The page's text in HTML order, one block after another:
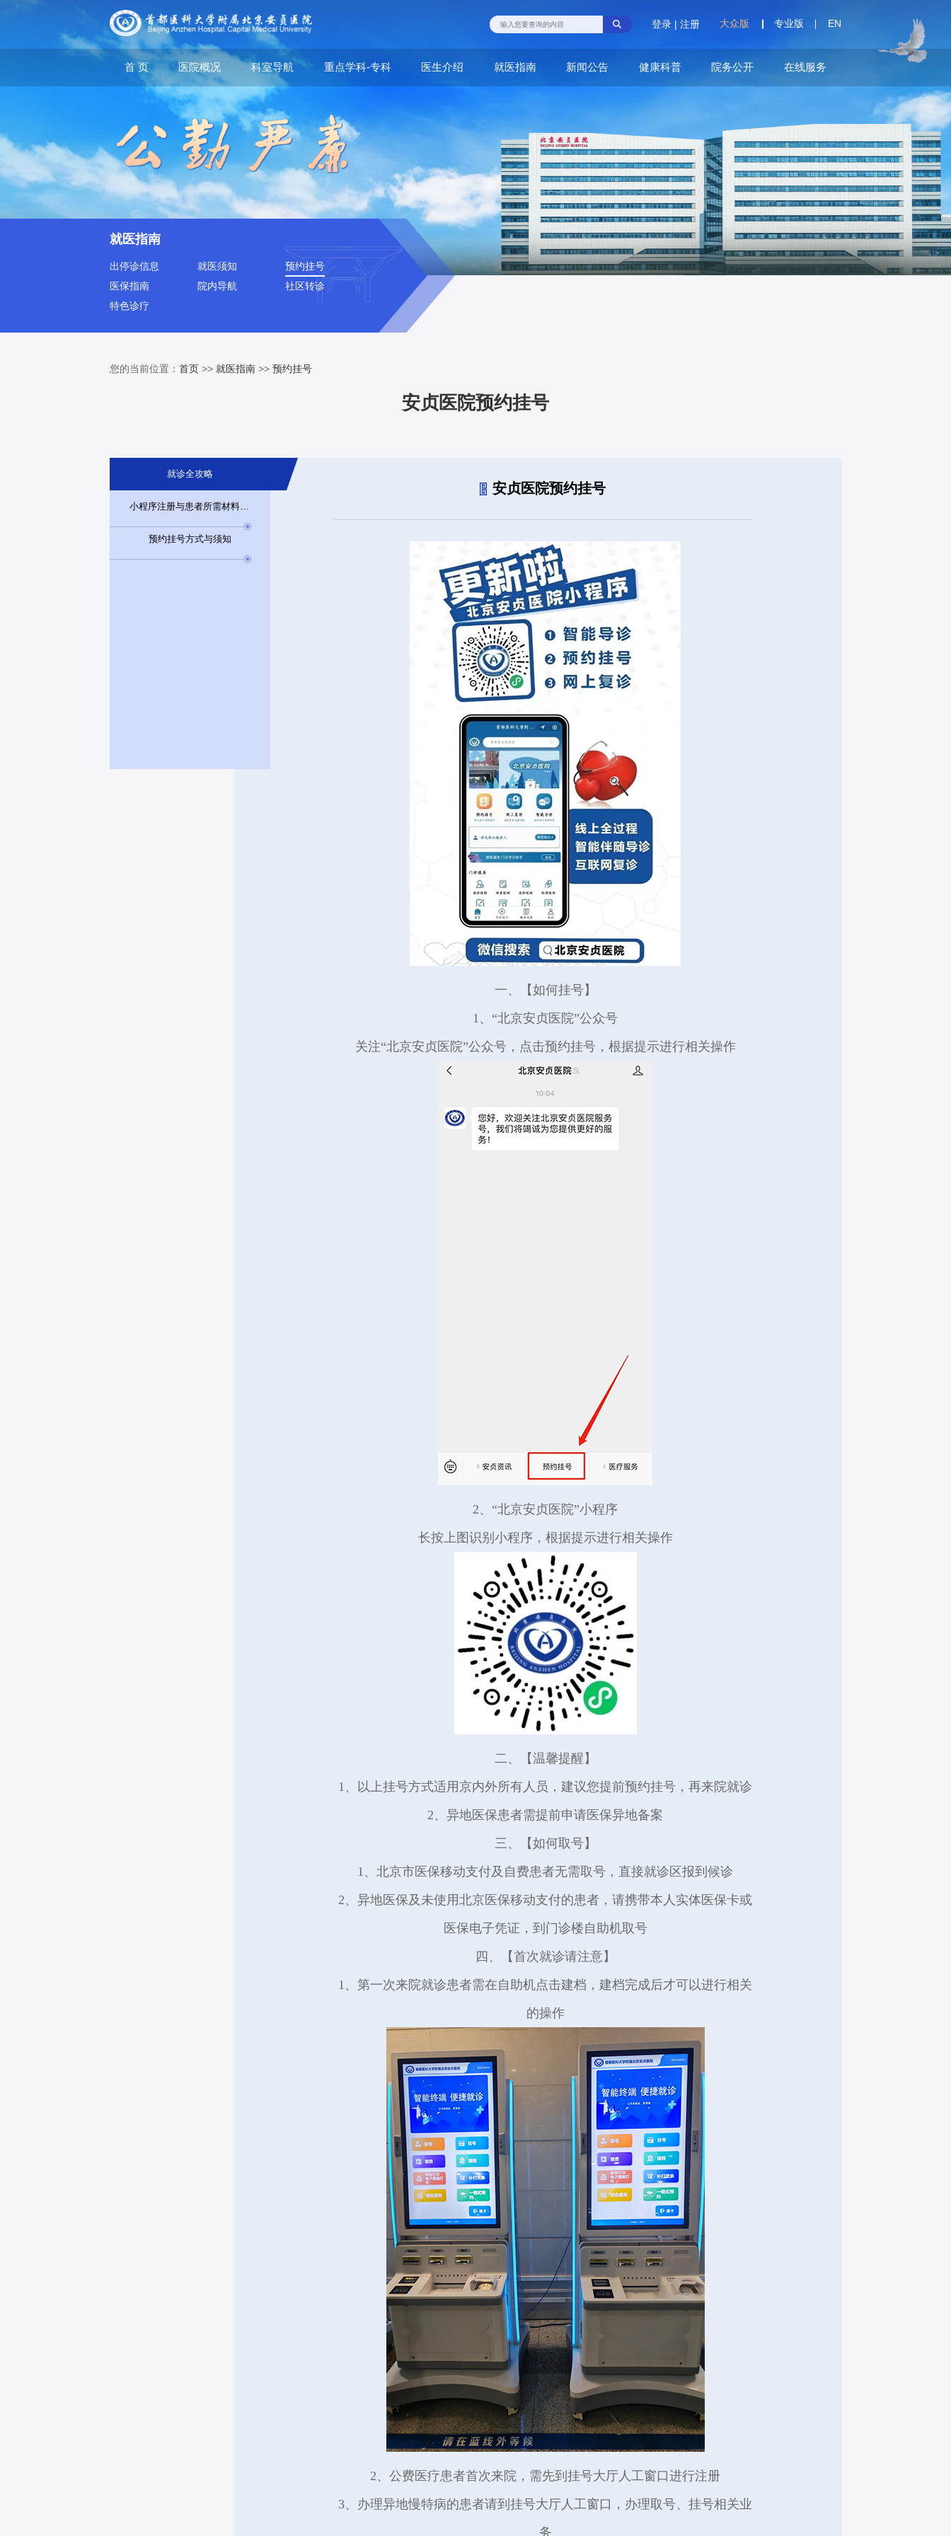
登录| 注册 大众版 专业版 EN
首 页 医院概况 科室导航 重点学科-专科 医生介绍 就医指南 新闻公告 健康科普 院务公开 在线服务
就医指南
出停诊信息 就医须知
预约挂号
医保指南
院内导航
社区转诊
特色诊疗
您的当前位置： 首页>> 就医指南>> 预约挂号
安贞医院预约挂号
就诊全攻略
小程序注册与患者所需材料说明
预约挂号方式与须知
安贞医院预约挂号
一、【如何挂号】
1、“北京安贞医院”公众号
关注“北京安贞医院”公众号，点击预约挂号，根据提示进行相关操作
2、“北京安贞医院”小程序
长按上图识别小程序，根据提示进行相关操作
二、【温馨提醒】
1、以上挂号方式适用京内外所有人员，建议您提前预约挂号，再来院就诊
2、异地医保患者需提前申请医保异地备案
三、【如何取号】
1、北京市医保移动支付及自费患者无需取号，直接就诊区报到候诊
2、异地医保及未使用北京医保移动支付的患者，请携带本人实体医保卡或
医保电子凭证，到门诊楼自助机取号
四、【首次就诊请注意】
1、第一次来院就诊患者需在自助机点击建档，建档完成后才可以进行相关
的操作
2、公费医疗患者首次来院，需先到挂号大厅人工窗口进行注册
3、办理异地慢特病的患者请到挂号大厅人工窗口，办理取号、挂号相关业
务